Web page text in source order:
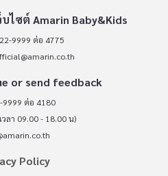
ไซต์ Amarin Baby&Kids
9999 ต่อ 4775
or send feedback
9999 ต่อ 4180
ลา 09.00 - 18.00 น)
Policy